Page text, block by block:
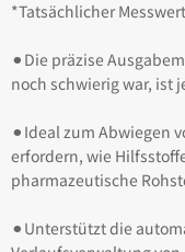
*Tatsächlicher
⚫︎Die präzise
noch schwierig war, ist
⚫︎Ideal zum Abwiegen
erfordern, wie
pharmazeutische
⚫︎Unterstützt die